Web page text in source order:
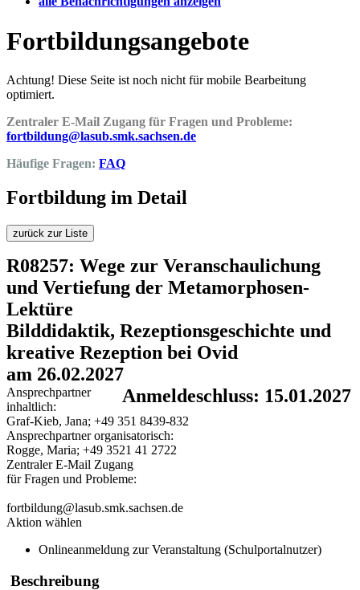
Fortbildungsangebote
Achtung! Diese Seite ist noch nicht für mobile Bearbeitung
optimiert.
Zentraler E-Mail Zugang für Fragen und Probleme:
fortbildung@lasub.smk.sachsen.de
Häufige Fragen: FAQ
Fortbildung im Detail
zurück zur Liste
R08257: Wege zur Veranschaulichung
und Vertiefung der Metamorphosen-
Lektüre
Bilddidaktik, Rezeptionsgeschichte und
kreative Rezeption bei Ovid
am 26.02.2027
Anmeldeschluss: 15.01.2027
Ansprechpartner
inhaltlich:
Graf-Kieb, Jana; +49 351 8439-832
Ansprechpartner organisatorisch:
Rogge, Maria; +49 3521 41 2722
Zentraler E-Mail Zugang
für Fragen und Probleme:
fortbildung@lasub.smk.sachsen.de
Aktion wählen
Onlineanmeldung zur Veranstaltung (Schulportalnutzer)
Beschreibung